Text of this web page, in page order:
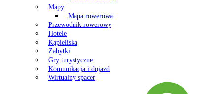
Mapy
Mapa rowerowa
Przewodnik rowerowy
Hotele
Kąpieliska
Zabytki
Gry turystyczne
Komunikacja i dojazd
Wirtualny spacer